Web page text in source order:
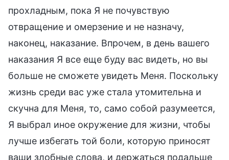
прохладным, пока Я не почувствую
отвращение и омерзение и не назначу,
наконец, наказание. Впрочем, в день вашего
наказания Я все еще буду вас видеть, но вы
больше не сможете увидеть Меня. Поскольку
жизнь среди вас уже стала утомительна и
скучна для Меня, то, само собой разумеется,
Я выбрал иное окружение для жизни, чтобы
лучше избегать той боли, которую приносят
ваши злобные слова, и держаться подальше